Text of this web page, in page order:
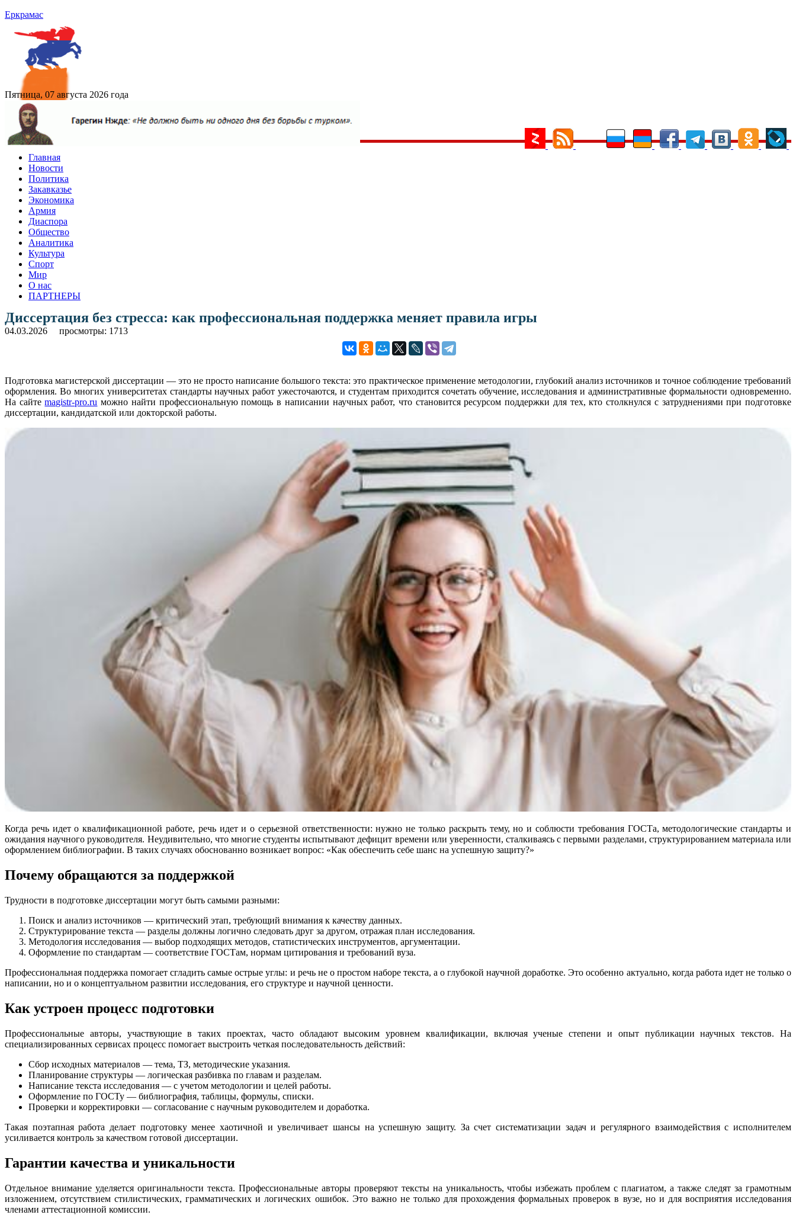
Еркрамас
Пятница, 07 августа 2026 года
Главная
Новости
Политика
Закавказье
Экономика
Армия
Диаспора
Общество
Аналитика
Культура
Спорт
Мир
О нас
ПАРТНЕРЫ
Диссертация без стресса: как профессиональная поддержка меняет правила игры
04.03.2026 просмотры: 1713
Подготовка магистерской диссертации — это не просто написание большого текста: это практическое применение методологии, глубокий анализ источников и точное соблюдение требований
оформления. Во многих университетах стандарты научных работ ужесточаются, и студентам приходится сочетать обучение, исследования и административные формальности одновременно.
На сайтеmagistr-pro.ru можно найти профессиональную помощь в написании научных работ, что становится ресурсом поддержки для тех, кто столкнулся с затруднениями при подготовке
диссертации, кандидатской или докторской работы.
Когда речь идет о квалификационной работе, речь идет и о серьезной ответственности: нужно не только раскрыть тему, но и соблюсти требования ГОСТа, методологические стандарты и
ожидания научного руководителя. Неудивительно, что многие студенты испытывают дефицит времени или уверенности, сталкиваясь с первыми разделами, структурированием материала или
оформлением библиографии. В таких случаях обоснованно возникает вопрос: «Как обеспечить себе шанс на успешную защиту?»
Почему обращаются за поддержкой
Трудности в подготовке диссертации могут быть самыми разными:
Поиск и анализ источников — критический этап, требующий внимания к качеству данных.
Структурирование текста — разделы должны логично следовать друг за другом, отражая план исследования.
Методология исследования — выбор подходящих методов, статистических инструментов, аргументации.
Оформление по стандартам — соответствие ГОСТам, нормам цитирования и требований вуза.
Профессиональная поддержка помогает сгладить самые острые углы: и речь не о простом наборе текста, а о глубокой научной доработке. Это особенно актуально, когда работа идет не только о
написании, но и о концептуальном развитии исследования, его структуре и научной ценности.
Как устроен процесс подготовки
Профессиональные авторы, участвующие в таких проектах, часто обладают высоким уровнем квалификации, включая ученые степени и опыт публикации научных текстов. На
специализированных сервисах процесс помогает выстроить четкая последовательность действий:
Сбор исходных материалов — тема, ТЗ, методические указания.
Планирование структуры — логическая разбивка по главам и разделам.
Написание текста исследования — с учетом методологии и целей работы.
Оформление по ГОСТу — библиография, таблицы, формулы, списки.
Проверки и корректировки — согласование с научным руководителем и доработка.
Такая поэтапная работа делает подготовку менее хаотичной и увеличивает шансы на успешную защиту. За счет систематизации задач и регулярного взаимодействия с исполнителем
усиливается контроль за качеством готовой диссертации.
Гарантии качества и уникальности
Отдельное внимание уделяется оригинальности текста. Профессиональные авторы проверяют тексты на уникальность, чтобы избежать проблем с плагиатом, а также следят за грамотным
изложением, отсутствием стилистических, грамматических и логических ошибок. Это важно не только для прохождения формальных проверок в вузе, но и для восприятия исследования
членами аттестационной комиссии.